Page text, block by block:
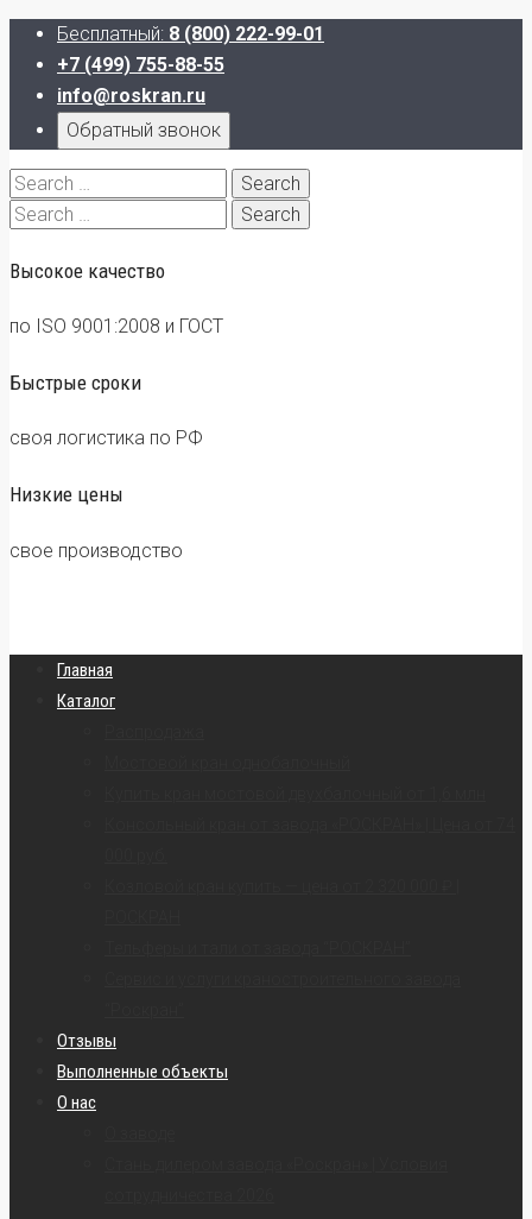
Бесплатный: 8 (800) 222-99-01
+7 (499) 755-88-55
info@roskran.ru
Обратный звонок
Search
for:
Search
Высокое качество
по ISO 9001:2008 и ГОСТ
Быстрые сроки
своя логистика по РФ
Низкие цены
свое производство
Главная
Каталог
Отзывы
Выполненные объекты
О нас